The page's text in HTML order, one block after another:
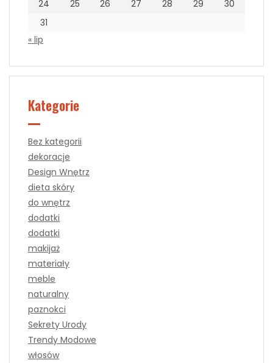
24 25 26 27 28 29
30
31
« lip
Kategorie
Bez kategorii
dekoracje
Design Wnętrz
dieta skóry
do wnętrz
dodatki
dodatki
makijaż
materiały
meble
naturalny
paznokci
Sekrety Urody
Trendy Modowe
włosów